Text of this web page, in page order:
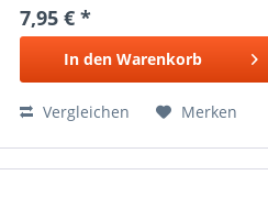
7,95 € *
In den Warenkorb
Vergleichen Merken